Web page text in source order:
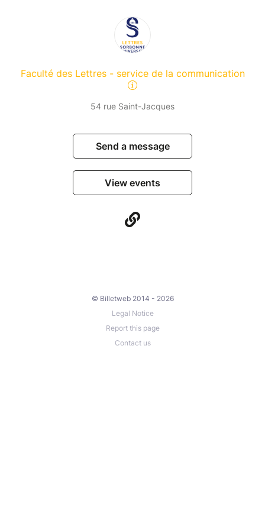
Faculté des Lettres - service de la communication
54 rue Saint-Jacques
Send a message
View events
© Billetweb 2014 - 2026
Legal Notice
Report this page
Contact us